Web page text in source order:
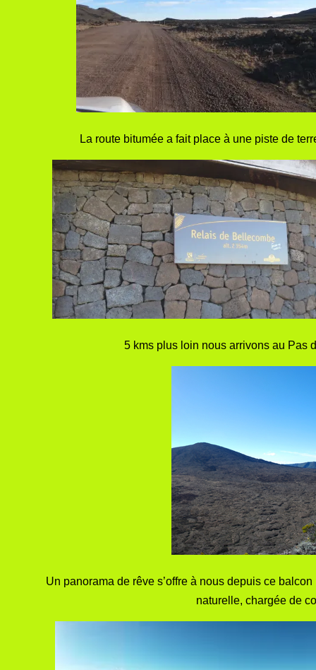
La route bitumée a fait place à une piste de
5 kms plus loin nous arrivons au Pas
Un panorama de rêve s’offre à nous depuis ce
naturelle, chargée de